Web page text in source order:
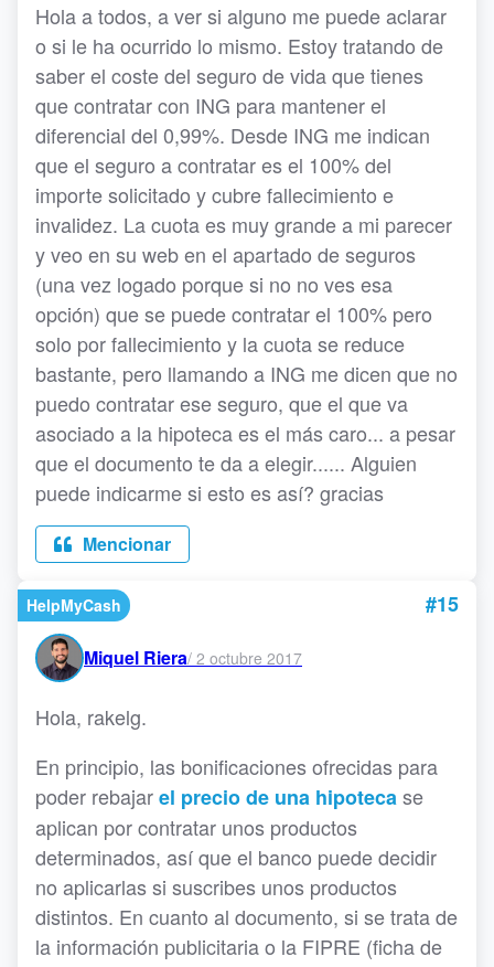
Hola a todos, a ver si alguno me puede aclarar
o si le ha ocurrido lo mismo. Estoy tratando de
saber el coste del seguro de vida que tienes
que contratar con ING para mantener el
diferencial del 0,99%. Desde ING me indican
que el seguro a contratar es el 100% del
importe solicitado y cubre fallecimiento e
invalidez. La cuota es muy grande a mi parecer
y veo en su web en el apartado de seguros
(una vez logado porque si no no ves esa
opción) que se puede contratar el 100% pero
solo por fallecimiento y la cuota se reduce
bastante, pero llamando a ING me dicen que no
puedo contratar ese seguro, que el que va
asociado a la hipoteca es el más caro... a pesar
que el documento te da a elegir...... Alguien
puede indicarme si esto es así? gracias
Mencionar
HelpMyCash #15
Miquel Riera/ 2 octubre 2017
Hola, rakelg.
En principio, las bonificaciones ofrecidas para
poder rebajarel precio de una hipotecase
aplican por contratar unos productos
determinados, así que el banco puede decidir
no aplicarlas si suscribes unos productos
distintos. En cuanto al documento, si se trata de
la información publicitaria o la FIPRE (ficha de